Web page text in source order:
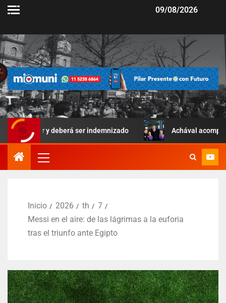
09/08/2026
y deberá ser indemnizado Achával acompañó una
Inicio 2026 th
7
Messi en el aire: de las lágrimas a la euforia
tras el triunfo ante Egipto